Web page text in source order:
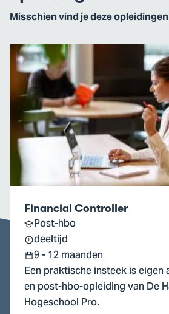
Misschien vind je deze
Ga
naar
Financial
Controller
Financial Controller
Post-hbo
deeltijd
9 - 12 maanden
Een praktische insteek is eigen
en post-hbo-opleiding van De
Hogeschool Pro.